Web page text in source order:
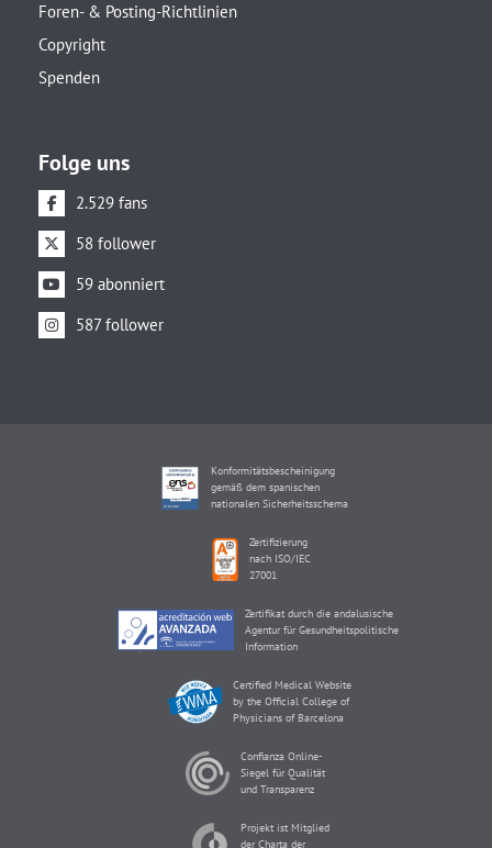
Foren- & Posting-Richtlinien
Copyright
Spenden
Folge uns
2.529 fans
58 follower
59 abonniert
587 follower
Konformitätsbescheinigung
gemäß dem spanischen
nationalen Sicherheitsschema
Zertifizierung
nach ISO/IEC
27001
Zertifikat durch die andalusische
Agentur für Gesundheitspolitische
Information
Certified Medical Website
by the Official College of
Physicians of Barcelona
Confianza Online-
Siegel für Qualität
und Transparenz
Projekt ist Mitglied
der Charta der